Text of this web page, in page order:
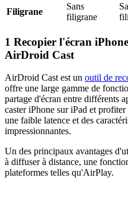
Filigrane
Sans
filigrane
1 Recopier l'écran
AirDroid Cast
AirDroid Cast est un outil de
offre une large gamme de
partage d'écran entre différents
caster iPhone sur iPad et
une faible latence et des
impressionnantes.
Un des principaux avantages
à diffuser à distance, une
plateformes telles qu'AirPlay.